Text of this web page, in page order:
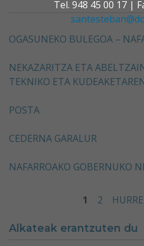
Tel. 948 45 00 17 |
OGASUNEKO BULEGOA –
NEKAZARITZA ETA
TEKNIKO ETA
POSTA
CEDERNA GARALUR
NAFARROAKO GOBERNUKO
1 2
Alkateak erantzuten du